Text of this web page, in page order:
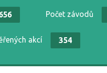
Počet závodů
akcí 354